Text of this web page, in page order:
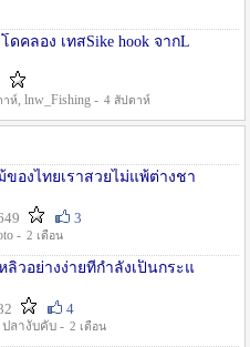
ดคลอง เทสSike hook จากL
าห์, lnw_Fishing - 4 สัปดาห์
องไทยเราสวยไม่แพ้ต่างชา
3
- 2 เดือน
ลิวอย่างง่ายที่กำลังเป็นกระแ
4
ปลางับคับ - 2 เดือน